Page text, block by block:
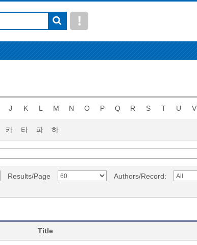
J K L M N O P Q R S T U V
카 타 파 하
Results/Page Authors/Record:
Title